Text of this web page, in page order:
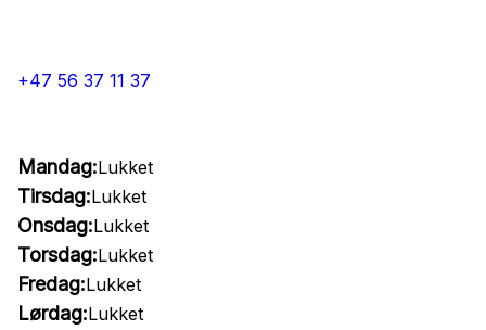
+47 56 37 11 37
Mandag:Lukket
Tirsdag:Lukket
Onsdag:Lukket
Torsdag:Lukket
Fredag:Lukket
Lørdag:Lukket